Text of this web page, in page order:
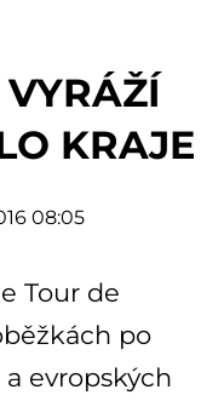
KRAJE
08:05
Tour de
po
evropských